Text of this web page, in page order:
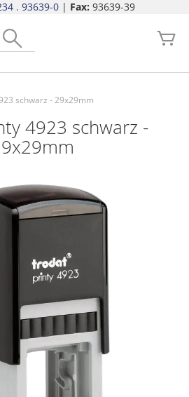
. 93639-0| Fax: 93639-39
springen
schwarz - 29x29mm
4923 schwarz -